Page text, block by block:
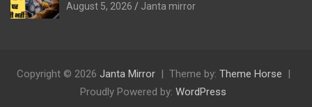
August 5, 2026 Janta mirror
Copyright © 2026 Janta Mirror Theme by: Theme Horse
Proudly Powered by: WordPress